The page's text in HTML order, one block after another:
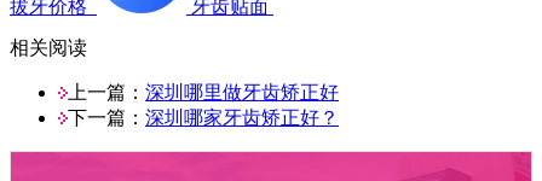
拔牙价格
牙齿贴面
相关阅读
上一篇： 深圳哪里做牙齿矫正好
下一篇： 深圳哪家牙齿矫正好？